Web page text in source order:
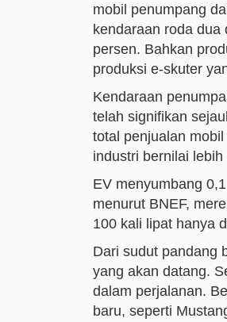
mobil penumpang
kendaraan roda
persen. Bahkan
produksi e-skuter
Kendaraan
telah signifikan
total penjualan
industri bernilai
EV menyumbang
menurut BNEF,
100 kali lipat hanya
Dari sudut pandang
yang akan datang.
dalam perjalanan.
baru, seperti